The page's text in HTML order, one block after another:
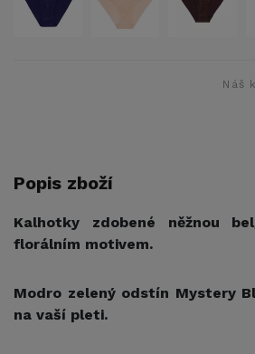
Náš
Popis zboží
Kalhotky zdobené něžnou
florálním motivem.
Modro zelený odstín Mystery
na vaší pleti.